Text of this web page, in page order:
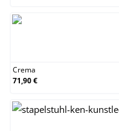
Crema
71,90 €